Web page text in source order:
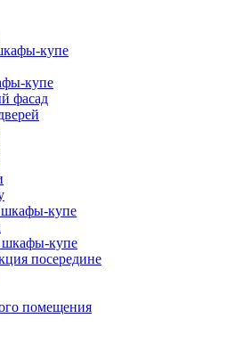
купе
купе
фасад
купе
купе
посередине
помещения